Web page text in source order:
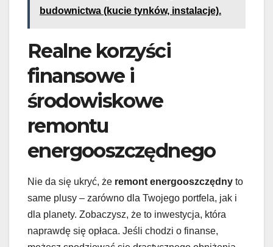
budownictwa (kucie tynków, instalacje).
Realne korzyści
finansowe i
środowiskowe
remontu
energooszczędnego
Nie da się ukryć, że remont energooszczędny to
same plusy – zarówno dla Twojego portfela, jak i
dla planety. Zobaczysz, że to inwestycja, która
naprawdę się opłaca. Jeśli chodzi o finanse,